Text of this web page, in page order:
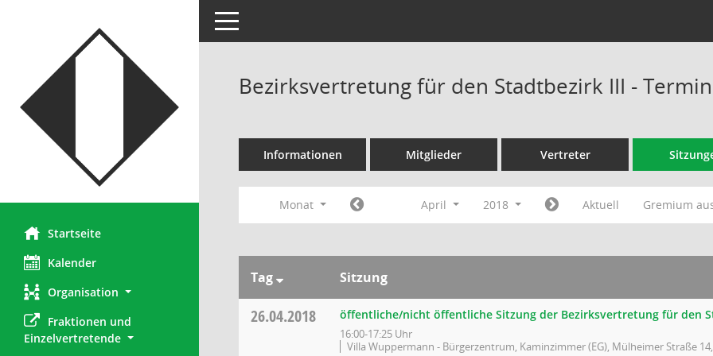
Startseite
Kalender
Organisation
Fraktionen und
Einzelvertretende
Toggle navigation
Bezirksvertretung für den Stadtbezirk III -
Informationen Mitglieder Vertreter
Monat April 2018 Aktuell Gremium
Tag Sitzung
26.04.2018 öffentliche/nicht öffentliche Sitzung der Bezirksvertretung für den
16:00-17:25 Uhr
Villa Wuppermann - Bürgerzentrum, Kaminzimmer (EG), Mülheimer Straße